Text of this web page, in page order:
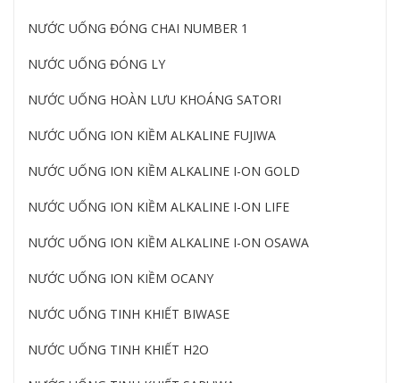
NƯỚC UỐNG ĐÓNG CHAI NUMBER 1
NƯỚC UỐNG ĐÓNG LY
NƯỚC UỐNG HOÀN LƯU KHOÁNG SATORI
NƯỚC UỐNG ION KIỀM ALKALINE FUJIWA
NƯỚC UỐNG ION KIỀM ALKALINE I-ON GOLD
NƯỚC UỐNG ION KIỀM ALKALINE I-ON LIFE
NƯỚC UỐNG ION KIỀM ALKALINE I-ON OSAWA
NƯỚC UỐNG ION KIỀM OCANY
NƯỚC UỐNG TINH KHIẾT BIWASE
NƯỚC UỐNG TINH KHIẾT H2O